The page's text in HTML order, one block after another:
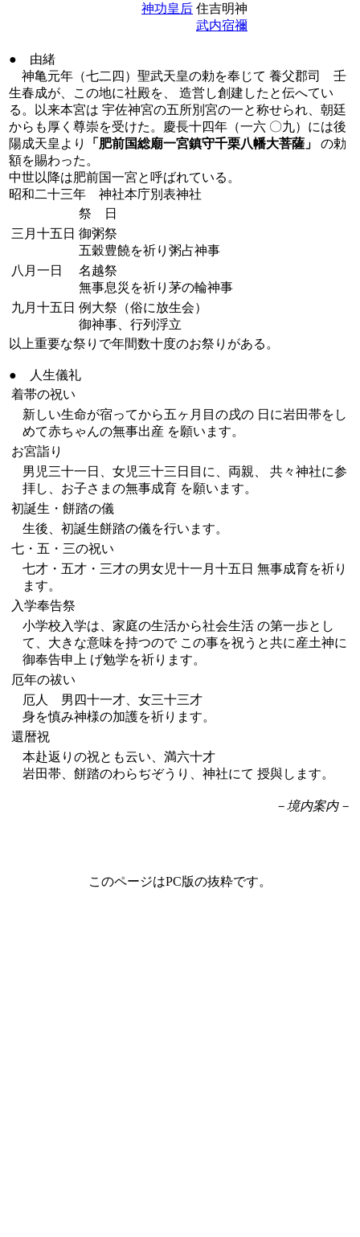
神功皇后 住吉明神
武内宿禰
● 由緒
神亀元年（七二四）聖武天皇の勅を奉じて 養父郡司 壬
生春成が、この地に社殿を、 造営し創建したと伝へてい
る。以来本宮は 宇佐神宮の五所別宮の一と称せられ、朝廷
からも厚く尊崇を受けた。慶長十四年（一六 〇九）には後
陽成天皇より
「肥前国総廟一宮鎮守千栗八幡大菩薩」
の勅
額を賜わった。
中世以降は肥前国一宮と呼ばれている。
昭和二十三年 神社本庁別表神社
祭 日
三月十五日 御粥祭
五穀豊饒を祈り粥占神事
八月一日
名越祭
無事息災を祈り茅の輪神事
九月十五日 例大祭（俗に放生会）
御神事、行列浮立
以上重要な祭りで年間数十度のお祭りがある。
● 人生儀礼
着帯の祝い
新しい生命が宿ってから五ヶ月目の戌の 日に岩田帯をし
めて赤ちゃんの無事出産 を願います。
お宮詣り
男児三十一日、女児三十三日目に、両親、 共々神社に参
拝し、お子さまの無事成育 を願います。
初誕生・餅踏の儀
生後、初誕生餅踏の儀を行います。
七・五・三の祝い
七才・五才・三才の男女児十一月十五日 無事成育を祈り
ます。
入学奉告祭
小学校入学は、家庭の生活から社会生活 の第一歩とし
て、大きな意味を持つので この事を祝うと共に産土神に
御奉告申上 げ勉学を祈ります。
厄年の祓い
厄人 男四十一才、女三十三才
身を慎み神様の加護を祈ります。
還暦祝
本赴返りの祝とも云い、満六十才
岩田帯、餅踏のわらぢぞうり、神社にて 授與します。
－境内案内－
このページはPC版の抜粋です。